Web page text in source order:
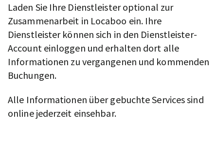
Laden Sie Ihre Dienstleister optional zur
Zusammenarbeit in Locaboo ein. Ihre
Dienstleister können sich in den Dienstleister-
Account einloggen und erhalten dort alle
Informationen zu vergangenen und kommenden
Buchungen.
Alle Informationen über gebuchte Services sind
online jederzeit einsehbar.